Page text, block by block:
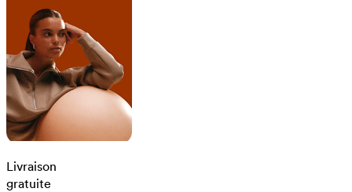
Livraison
gratuite